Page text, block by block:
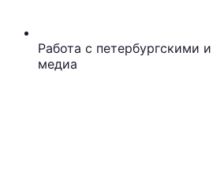
Работа с петербургскими
медиа